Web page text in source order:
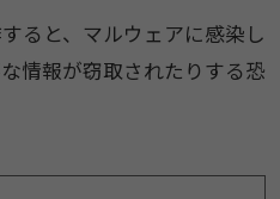
ると、マルウェアに感染し
情報が窃取されたりする恐